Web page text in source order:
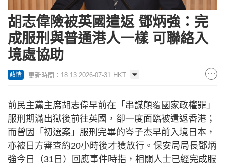
胡志偉險被英國遣返 鄧炳強：完
成服刑與普通港人一樣 可聯絡入
境處協助
政情 更新時間：18:13 2026-07-31 HKT
前民主黨主席胡志偉早前在「串謀顛覆國家政權罪」
服刑期滿出獄後前往英國，卻一度面臨被遣返香港；
而曾因「初選案」服刑完畢的岑子杰早前入境日本，
亦被日方審查約20小時後才獲放行。保安局局長鄧炳
強今日（31日）回應事件時指，相關人士已經完成服